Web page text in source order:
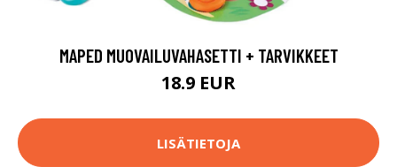
MAPED MUOVAILUVAHASETTI + TARVIKKEET
18.9 EUR
LISÄTIETOJA